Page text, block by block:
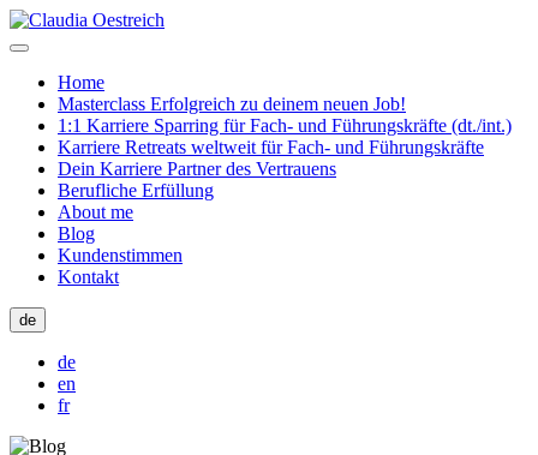
Home
Masterclass Erfolgreich zu deinem neuen Job!
1:1 Karriere Sparring für Fach- und Führungskräfte (dt./int.)
Karriere Retreats weltweit für Fach- und Führungskräfte
Dein Karriere Partner des Vertrauens
Berufliche Erfüllung
About me
Blog
Kundenstimmen
Kontakt
de
de
en
fr